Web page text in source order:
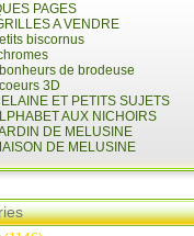
PAGES
A VENDRE
biscornus
de brodeuse
3D
ET PETITS SUJETS
AUX NICHOIRS
DE MELUSINE
DE MELUSINE